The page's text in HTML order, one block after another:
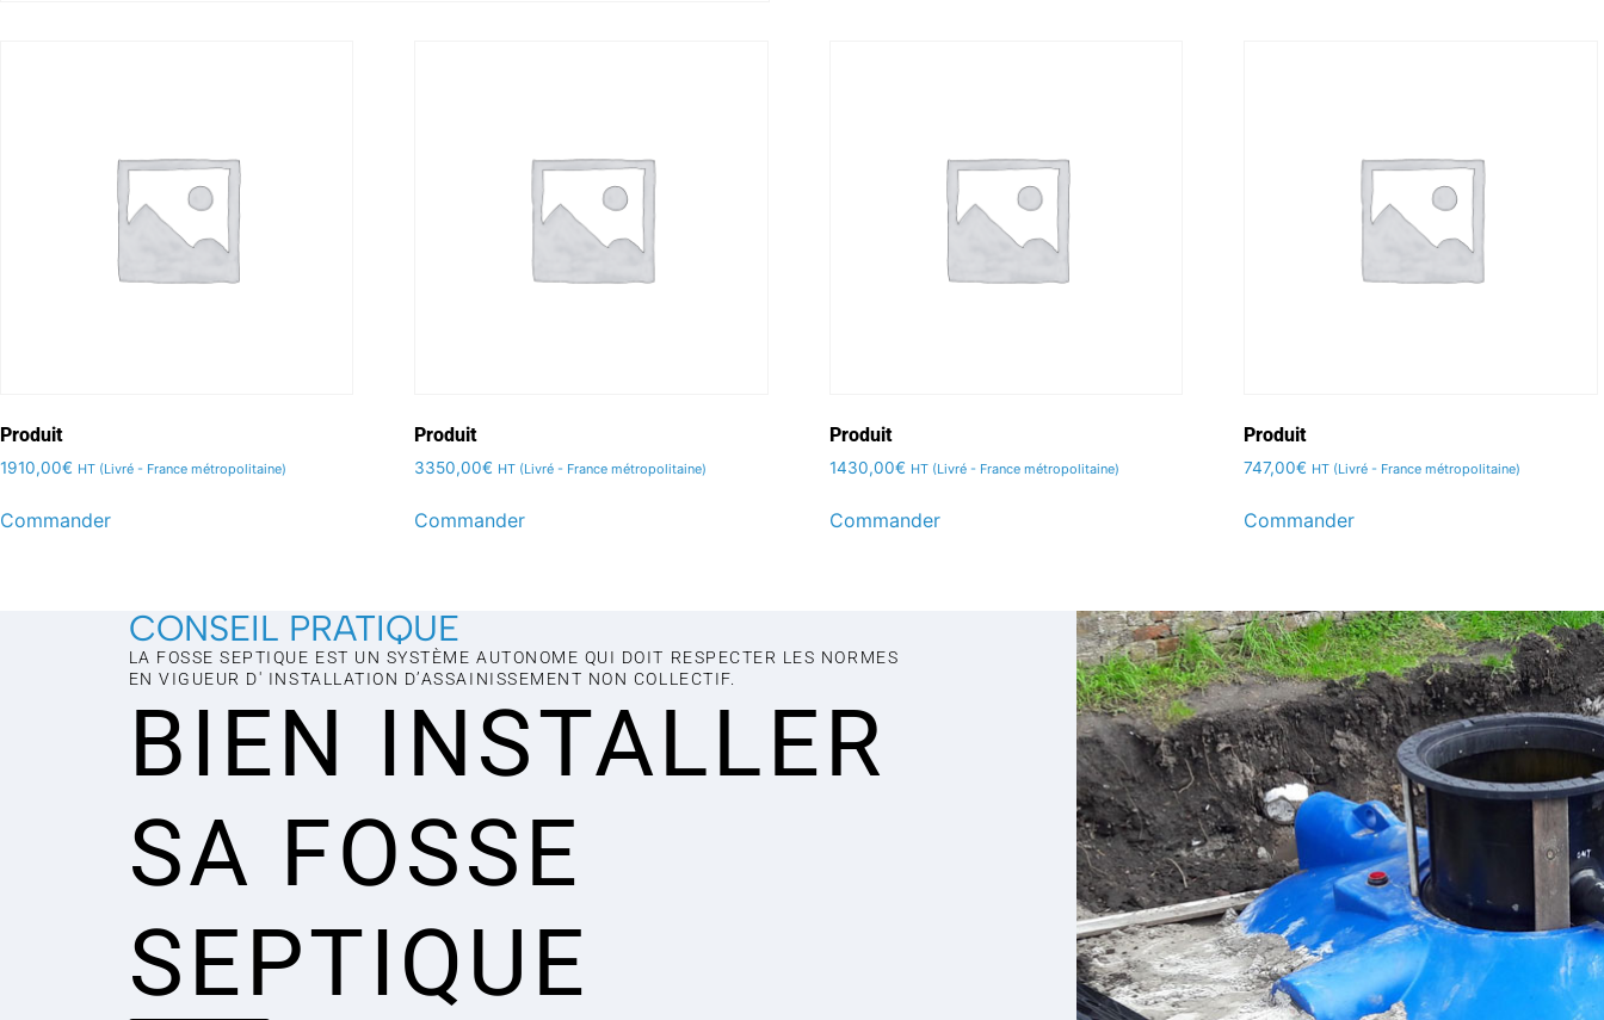
Produit
1910,00€ HT (Livré - France métropolitaine)
Commander
Produit
3350,00€ HT (Livré - France métropolitaine)
Commander
Produit
1430,00€ HT (Livré - France métropolitaine)
Commander
Produit
747,00€ HT (Livré - France métropolitaine)
Commander
CONSEIL PRATIQUE
LA FOSSE SEPTIQUE EST UN SYSTÈME AUTONOME QUI DOIT RESPECTER LES NORMES
EN VIGUEUR D' INSTALLATION D’ASSAINISSEMENT NON COLLECTIF.
BIEN INSTALLER
SA FOSSE
SEPTIQUE